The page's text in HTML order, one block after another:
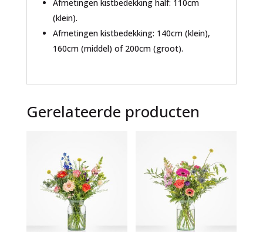
Afmetingen kistbedekking half: 110cm
(klein).
Afmetingen kistbedekking: 140cm (klein),
160cm (middel) of 200cm (groot).
Gerelateerde producten